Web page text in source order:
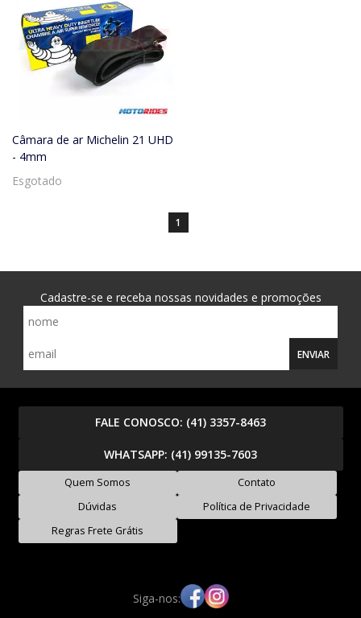
Câmara de ar Michelin 21 UHD
- 4mm
Esgotado
1
Cadastre-se e receba nossas novidades e promoções
ENVIAR
FALE CONOSCO: (41) 3357-8463
WHATSAPP: (41) 99135-7603
Quem Somos
Contato
Dúvidas
Política de Privacidade
Regras Frete Grátis
Siga-nos: